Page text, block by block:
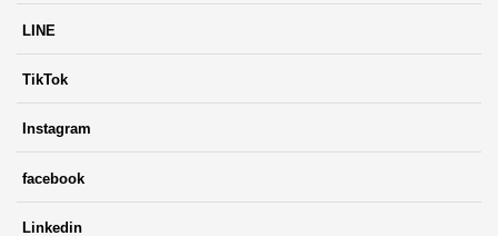
LINE
TikTok
Instagram
facebook
Linkedin